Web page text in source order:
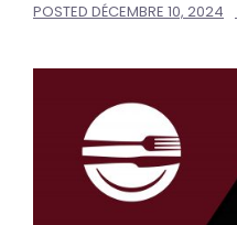
POSTED DÉCEMBRE 10, 2024